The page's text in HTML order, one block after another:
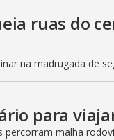
ruas do
na madrugada de
para
percorram malha